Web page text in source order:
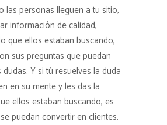
las personas lleguen a tu sitio,
información de calidad,
que ellos estaban buscando,
sus preguntas que puedan
Y si tú resuelves la duda
en su mente y les das la
ellos estaban buscando, es
puedan convertir en clientes.